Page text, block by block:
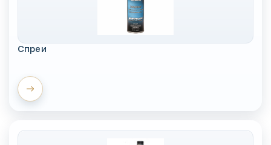
Спреи